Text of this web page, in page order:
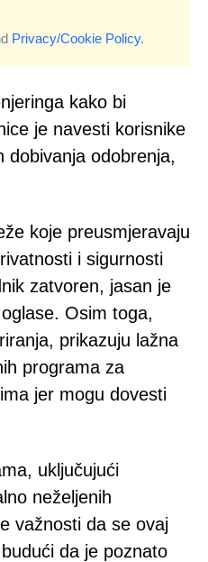
Privacy/Cookie Policy.
kako bi
je navesti korisnike
dobivanja odobrenja,
koje preusmjeravaju
i sigurnosti
zatvoren, jasan je
Osim toga,
prikazuju lažna
programa za
jer mogu dovesti
uključujući
neželjenih
važnosti da se ovaj
da je poznato